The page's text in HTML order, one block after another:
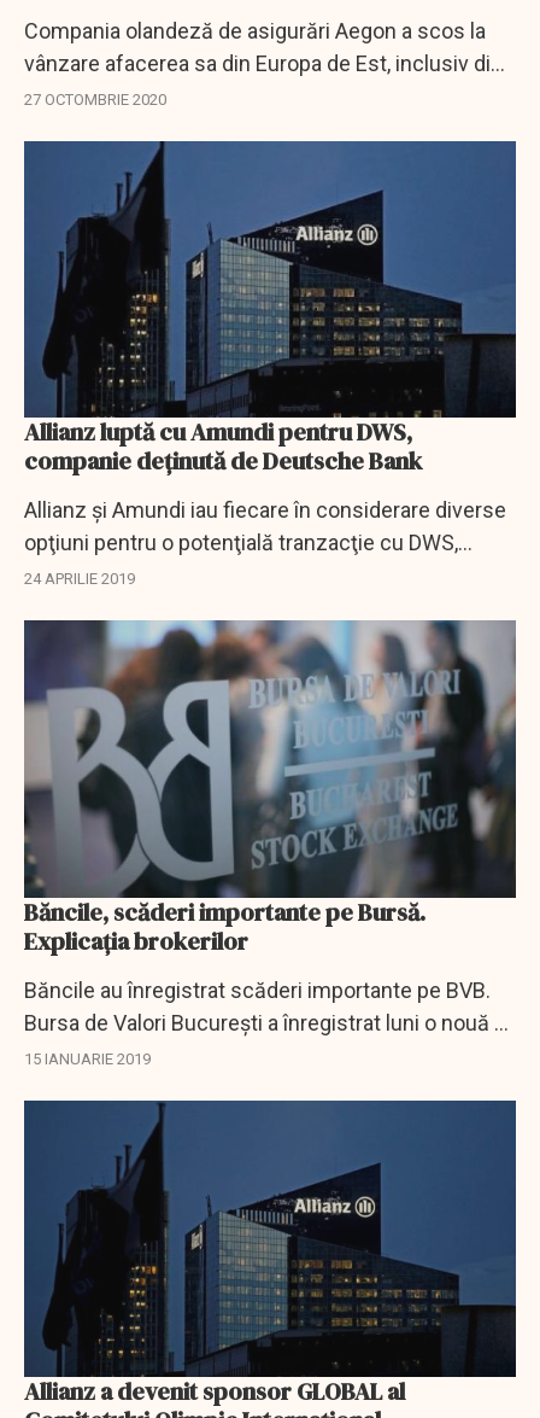
Compania olandeză de asigurări Aegon a scos la
vânzare afacerea sa din Europa de Est, inclusiv din
România, în încercarea de a obţine numerar pentru
27 OCTOMBRIE 2020
Allianz luptă cu Amundi pentru DWS,
companie deţinută de Deutsche Bank
Allianz şi Amundi iau fiecare în considerare diverse
opţiuni pentru o potenţială tranzacţie cu DWS,
compania de gestionare a activelor al cărei acţionar
24 APRILIE 2019
Băncile, scăderi importante pe Bursă.
Explicaţia brokerilor
Băncile au înregistrat scăderi importante pe BVB.
Bursa de Valori București a înregistrat luni o nouă zi
pe roșu, indicele Bet scăzând cu -4.23% pentru a
15 IANUARIE 2019
Allianz a devenit sponsor GLOBAL al